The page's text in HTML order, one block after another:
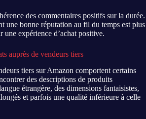
des commentaires positifs sur la durée.
une bonne réputation au fil du temps est plus
une expérience d’achat positive.
auprès de vendeurs tiers
tiers sur Amazon comportent certains
des descriptions de produits
étrangère, des dimensions fantaisistes,
et parfois une qualité inférieure à celle